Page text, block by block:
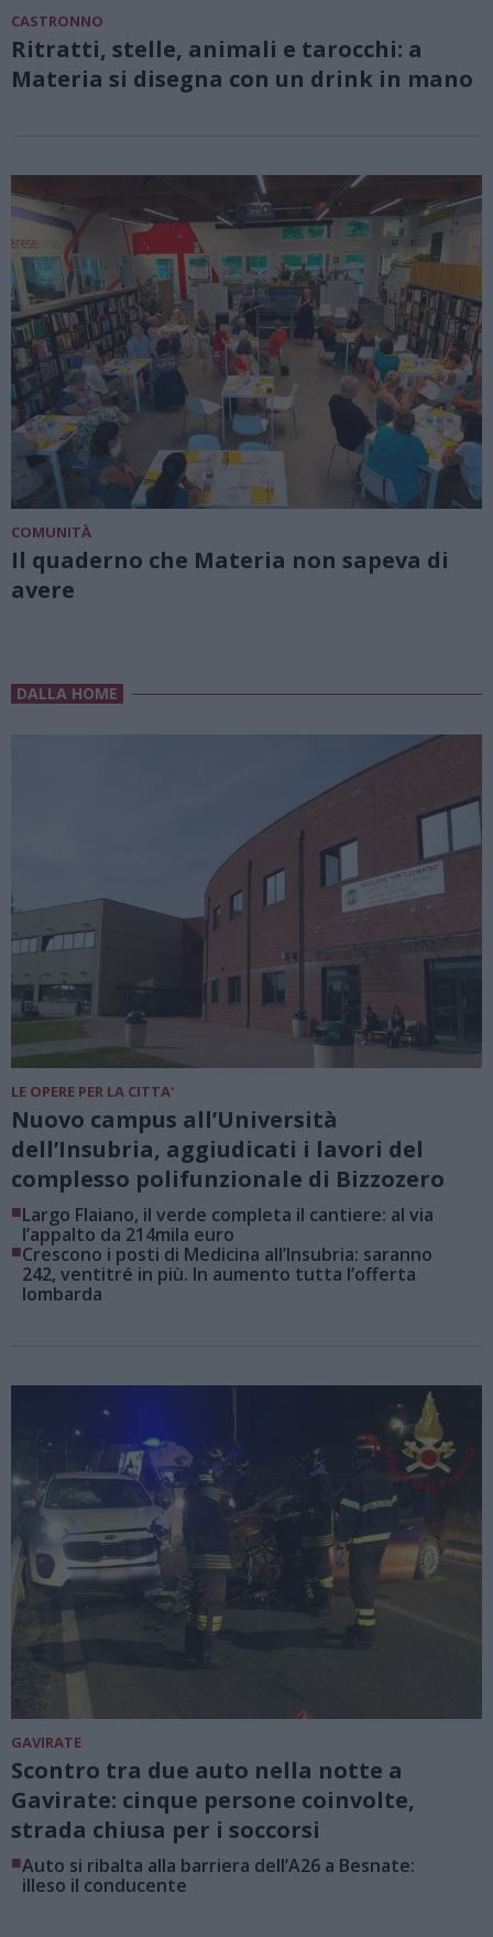
CASTRONNO
Ritratti, stelle, animali e tarocchi: a
Materia si disegna con un drink in mano
COMUNITÀ
Il quaderno che Materia non sapeva di
avere
DALLA HOME
LE OPERE PER LA CITTA'
Nuovo campus all’Università
dell’Insubria, aggiudicati i lavori del
complesso polifunzionale di Bizzozero
■Largo Flaiano, il verde completa il cantiere: al via
l’appalto da 214mila euro
■Crescono i posti di Medicina all’Insubria: saranno
242, ventitré in più. In aumento tutta l’offerta
lombarda
GAVIRATE
Scontro tra due auto nella notte a
Gavirate: cinque persone coinvolte,
strada chiusa per i soccorsi
■Auto si ribalta alla barriera dell’A26 a Besnate:
illeso il conducente